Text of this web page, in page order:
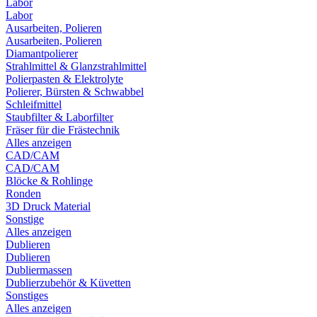
Labor
Labor
Ausarbeiten, Polieren
Ausarbeiten, Polieren
Diamantpolierer
Strahlmittel & Glanzstrahlmittel
Polierpasten & Elektrolyte
Polierer, Bürsten & Schwabbel
Schleifmittel
Staubfilter & Laborfilter
Fräser für die Frästechnik
Alles anzeigen
CAD/CAM
CAD/CAM
Blöcke & Rohlinge
Ronden
3D Druck Material
Sonstige
Alles anzeigen
Dublieren
Dublieren
Dubliermassen
Dublierzubehör & Küvetten
Sonstiges
Alles anzeigen